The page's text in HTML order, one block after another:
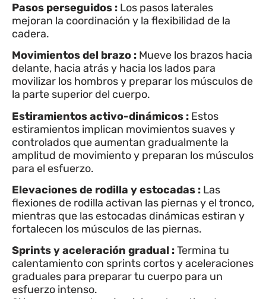
Pasos perseguidos : Los pasos laterales
mejoran la coordinación y la flexibilidad de la
cadera.
Movimientos del brazo : Mueve los brazos hacia
delante, hacia atrás y hacia los lados para
movilizar los hombros y preparar los músculos de
la parte superior del cuerpo.
Estiramientos activo-dinámicos : Estos
estiramientos implican movimientos suaves y
controlados que aumentan gradualmente la
amplitud de movimiento y preparan los músculos
para el esfuerzo.
Elevaciones de rodilla y estocadas : Las
flexiones de rodilla activan las piernas y el tronco,
mientras que las estocadas dinámicas estiran y
fortalecen los músculos de las piernas.
Sprints y aceleración gradual :Termina tu
calentamiento con sprints cortos y aceleraciones
graduales para preparar tu cuerpo para un
esfuerzo intenso.